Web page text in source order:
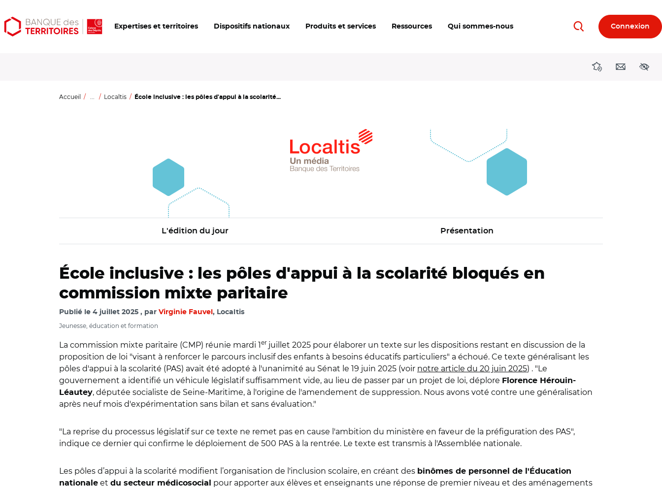
Aller
au
Aller
au
Ouvrir
les
Expertises et territoires Dispositifs nationaux Produits et services Ressources Qui sommes-nous RechercherConnexion
DirectionsContact
Accueil ... Localtis École inclusive : les pôles d'appui à la scolarité...
L'édition du jour Présentation
École inclusive : les pôles d'appui à la scolarité bloqués en
commission mixte paritaire
Publié le 4 juillet 2025 par Virginie Fauvel , Localtis
Jeunesse, éducation et formation
La commission mixte paritaire (CMP) réunie mardi 1er juillet 2025 pour élaborer un texte sur les dispositions restant en discussion de la
proposition de loi "visant à renforcer le parcours inclusif des enfants à besoins éducatifs particuliers" a échoué. Ce texte généralisant les
pôles d'appui à la scolarité (PAS) avait été adopté à l'unanimité au Sénat le 19 juin 2025 (voir notre article du 20 juin 2025) . "Le
gouvernement a identifié un véhicule législatif suffisamment vide, au lieu de passer par un projet de loi, déplore Florence Hérouin-
Léautey, députée socialiste de Seine-Maritime, à l'origine de l'amendement de suppression. Nous avons voté contre une généralisation
après neuf mois d'expérimentation sans bilan et sans évaluation."
"La reprise du processus législatif sur ce texte ne remet pas en cause l'ambition du ministère en faveur de la préfiguration des PAS",
indique ce dernier qui confirme le déploiement de 500 PAS à la rentrée. Le texte est transmis à l'Assemblée nationale.
Les pôles d’appui à la scolarité modifient l’organisation de l'inclusion scolaire, en créant des binômes de personnel de l'Éducation
nationale et du secteur médicosocial
pour apporter aux élèves et enseignants une réponse de premier niveau et des aménagements